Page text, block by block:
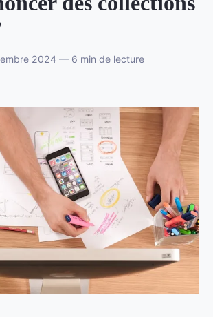
2024 — 6 min de lecture